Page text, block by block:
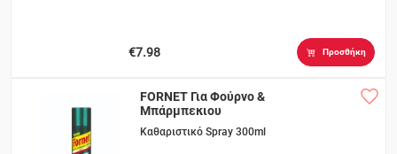
€7.98 Προσθήκη
FORNET Για Φούρνο &
Μπάρμπεκιου
Καθαριστικό Spray 300ml